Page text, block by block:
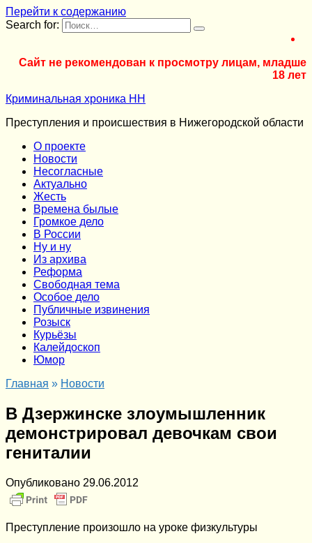
Перейти к содержанию
Search for:
Сайт не рекомендован к просмотру лицам, младше
18 лет
Криминальная хроника НН
Преступления и происшествия в Нижегородской области
О проекте
Новости
Несогласные
Актуально
Жесть
Времена былые
Громкое дело
В России
Ну и ну
Из архива
Реформа
Cвободная тема
Особое дело
Публичные извинения
Розыск
Курьёзы
Калейдоскоп
Юмор
Главная » Новости
В Дзержинске злоумышленник
демонстрировал девочкам свои
гениталии
Опубликовано 29.06.2012
Преступление произошло на уроке физкультуры